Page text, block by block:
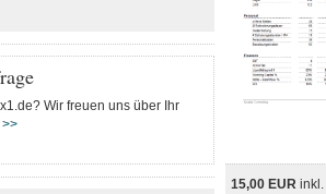
15,00 EUR inkl.
Wir freuen uns über Ihr